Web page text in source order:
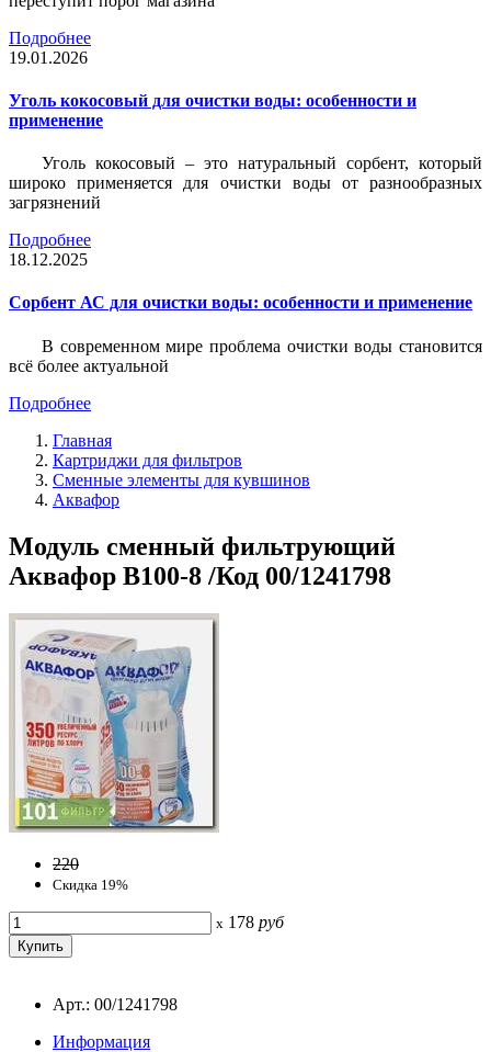
Подробнее
19.01.2026
Уголь кокосовый для очистки воды: особенности и
применение
Уголь кокосовый – это натуральный сорбент, который
широко применяется для очистки воды от разнообразных
загрязнений
Подробнее
18.12.2025
Сорбент АС для очистки воды: особенности и применение
В современном мире проблема очистки воды становится
всё более актуальной
Подробнее
Главная
Картриджи для фильтров
Сменные элементы для кувшинов
Аквафор
Модуль сменный фильтрующий
Аквафор В100-8 /Код 00/1241798
220
Скидка 19%
x 178 руб
Арт.: 00/1241798
Информация